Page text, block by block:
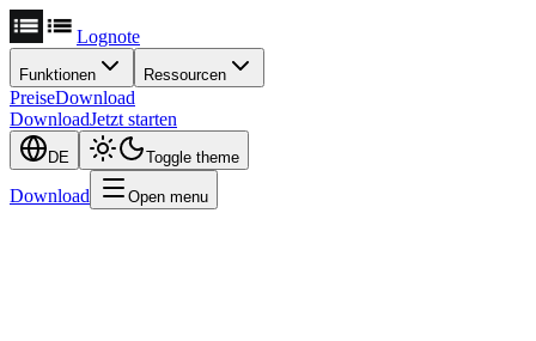
Lognote
Funktionen Ressourcen
PreiseDownload
DownloadJetzt starten
DE Toggle theme
Download Open menu